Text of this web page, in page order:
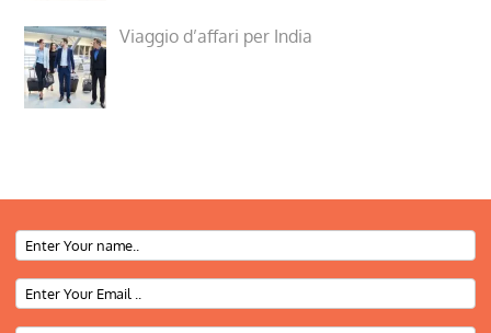
Viaggio d’affari per India